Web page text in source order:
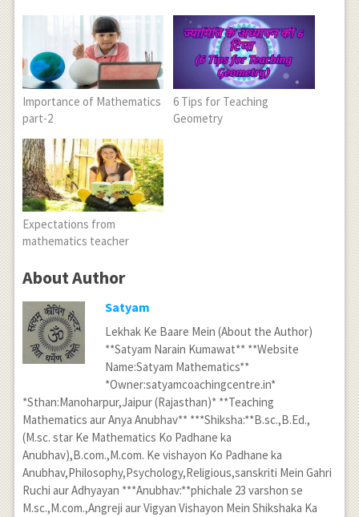
Importance of Mathematics
part-2
6 Tips for Teaching
Geometry
Expectations from
mathematics teacher
About Author
Satyam
Lekhak Ke Baare Mein (About the Author)
**Satyam Narain Kumawat** **Website
Name:Satyam Mathematics**
*Owner:satyamcoachingcentre.in*
*Sthan:Manoharpur,Jaipur (Rajasthan)* **Teaching
Mathematics aur Anya Anubhav** ***Shiksha:**B.sc.,B.Ed.,
(M.sc. star Ke Mathematics Ko Padhane ka
Anubhav),B.com.,M.com. Ke vishayon Ko Padhane ka
Anubhav,Philosophy,Psychology,Religious,sanskriti Mein Gahri
Ruchi aur Adhyayan ***Anubhav:**phichale 23 varshon se
M.sc.,M.com.,Angreji aur Vigyan Vishayon Mein Shikshaka Ka